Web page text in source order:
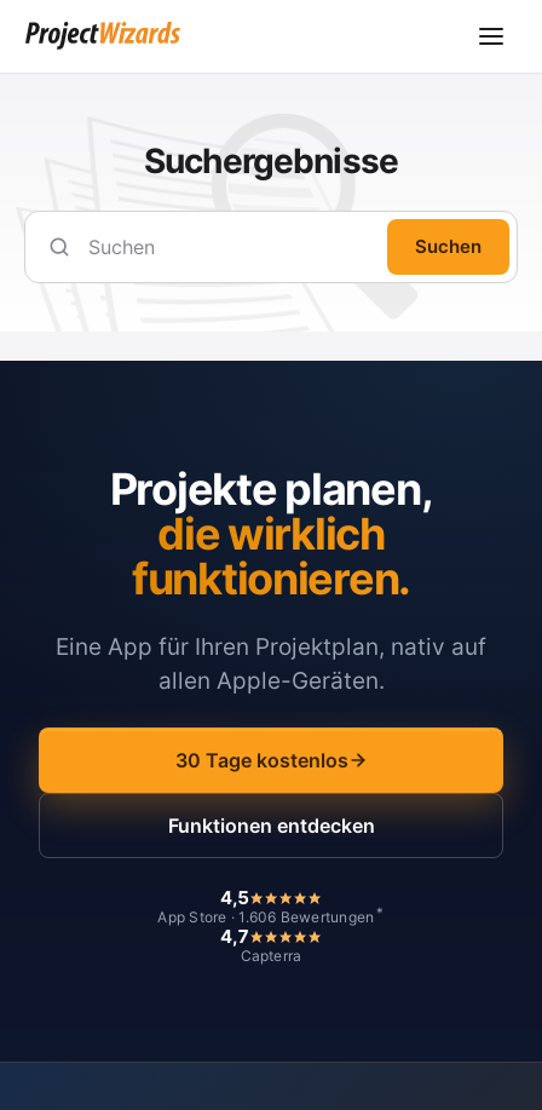
Suchergebnisse
Suchen
Projekte planen,
die wirklich
funktionieren.
Eine App für Ihren Projektplan, nativ auf
allen Apple-Geräten.
30 Tage kostenlos
Funktionen entdecken
4,5
App Store · 1.606 Bewertungen *
4,7
Capterra